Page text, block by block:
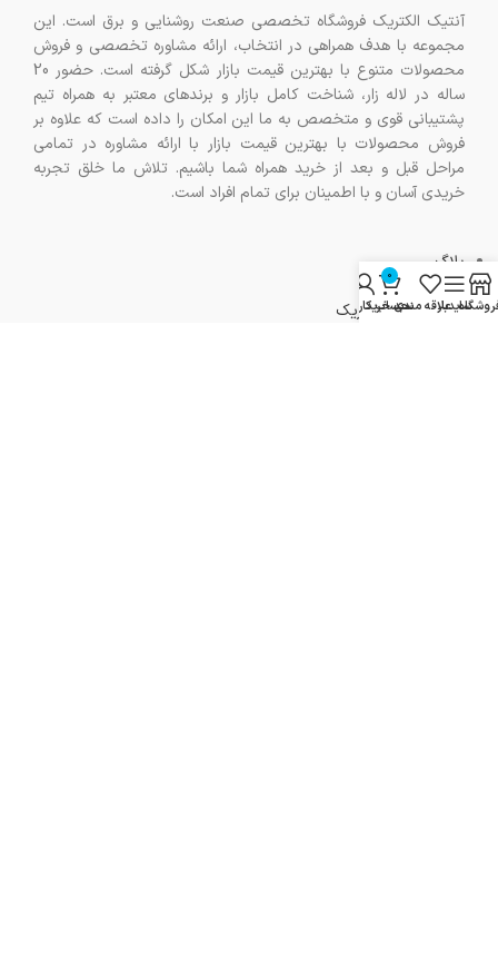
آنتیک الکتریک فروشگاه تخصصی صنعت روشنایی و برق است. این
مجموعه با هدف همراهی در انتخاب، ارائه مشاوره تخصصی و فروش
محصولات متنوع با بهترین قیمت بازار شکل گرفته است. حضور 20
ساله در لاله زار، شناخت کامل بازار و برندهای معتبر به همراه تیم
پشتیبانی قوی و متخصص به ما این امکان را داده است که علاوه بر
فروش محصولات با بهترین قیمت بازار با ارائه مشاوره در تمامی
مراحل قبل و بعد از خرید همراه شما باشیم. تلاش ما خلق تجربه
خریدی آسان و با اطمینان برای تمام افراد است.
بلاگ
سوالات متداول
درباره آنتیک الکتریک
سایدبارعلاقه مندی
0
سبد خرید
حساب کاربری من